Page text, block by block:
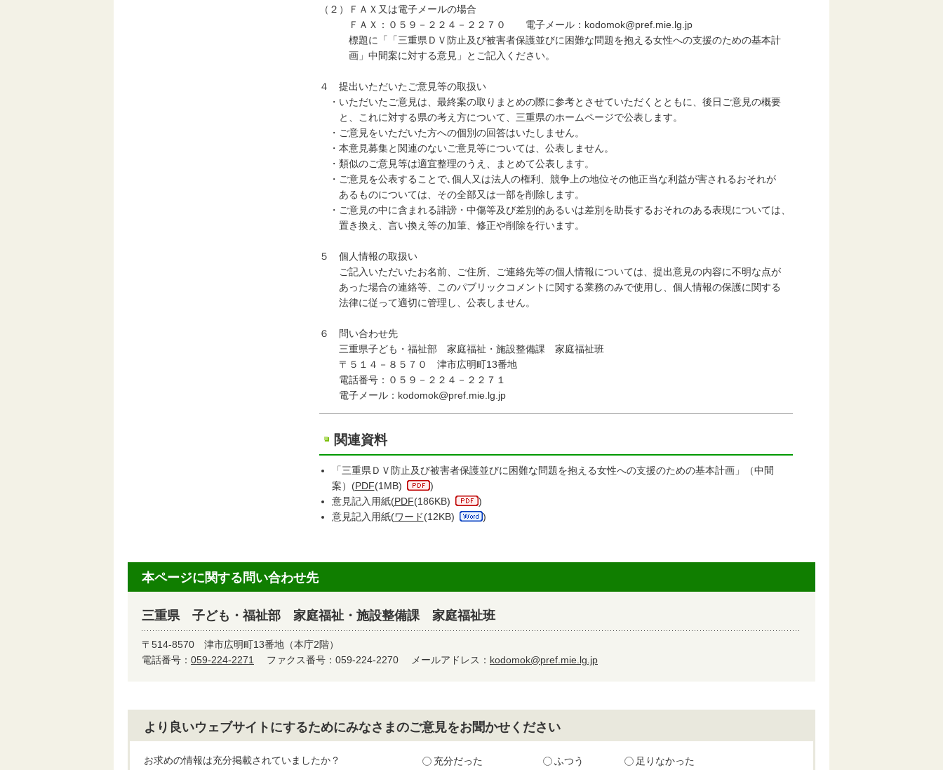
（２）ＦＡＸ又は電子メールの場合
ＦＡＸ：０５９－２２４－２２７０ 電子メール：kodomok@pref.mie.lg.jp
標題に「「三重県ＤＶ防止及び被害者保護並びに困難な問題を抱える女性への支援のための基本計
画」中間案に対する意見」とご記入ください。
４ 提出いただいたご意見等の取扱い
・いただいたご意見は、最終案の取りまとめの際に参考とさせていただくとともに、後日ご意見の概要
と、これに対する県の考え方について、三重県のホームページで公表します。
・ご意見をいただいた方への個別の回答はいたしません。
・本意見募集と関連のないご意見等については、公表しません。
・類似のご意見等は適宜整理のうえ、まとめて公表します。
・ご意見を公表することで､個人又は法人の権利、競争上の地位その他正当な利益が害されるおそれが
あるものについては、その全部又は一部を削除します。
・ご意見の中に含まれる誹謗・中傷等及び差別的あるいは差別を助長するおそれのある表現については、
置き換え、言い換え等の加筆、修正や削除を行います。
５ 個人情報の取扱い
ご記入いただいたお名前、ご住所、ご連絡先等の個人情報については、提出意見の内容に不明な点が
あった場合の連絡等、このパブリックコメントに関する業務のみで使用し、個人情報の保護に関する
法律に従って適切に管理し、公表しません。
６ 問い合わせ先
三重県子ども・福祉部 家庭福祉・施設整備課 家庭福祉班
〒５１４－８５７０ 津市広明町13番地
電話番号：０５９－２２４－２２７１
電子メール：kodomok@pref.mie.lg.jp
関連資料
「三重県ＤＶ防止及び被害者保護並びに困難な問題を抱える女性への支援のための基本計画」（中間
案）(PDF(1MB)
)
意見記入用紙(PDF(186KB)
)
意見記入用紙(ワード(12KB) )
本ページに関する問い合わせ先
三重県 子ども・福祉部 家庭福祉・施設整備課 家庭福祉班
〒514-8570 津市広明町13番地（本庁2階）
電話番号： 059-224-2271 ファクス番号：059-224-2270 メールアドレス： kodomok@pref.mie.lg.jp
より良いウェブサイトにするためにみなさまのご意見をお聞かせください
お求めの情報は充分掲載されていましたか？ 充分だった ふつう 足りなかった